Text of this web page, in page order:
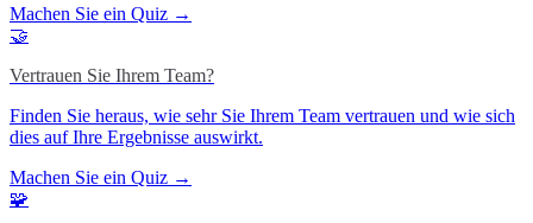
Machen Sie ein Quiz →
🤝
Vertrauen Sie Ihrem Team?
Finden Sie heraus, wie sehr Sie Ihrem Team vertrauen und wie sich
dies auf Ihre Ergebnisse auswirkt.
Machen Sie ein Quiz →
🧩